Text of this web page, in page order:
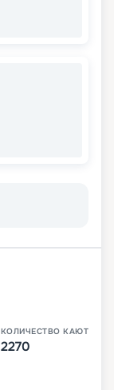
КОЛИЧЕСТВО КАЮТ
2270